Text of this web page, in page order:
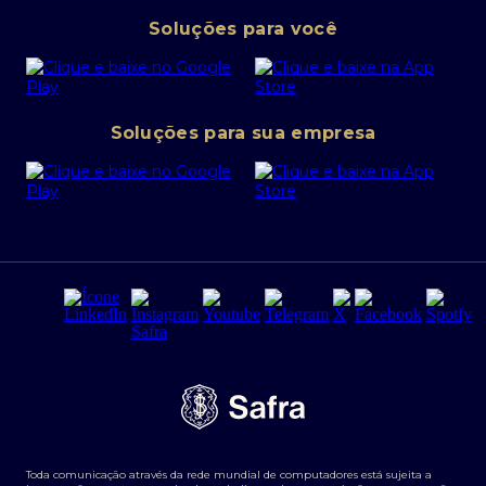
Canal de denúncias
Política de Segurança Cibernética
Portal da Privacidade
PRSAC
Regras e Parâmetros de Atuação Banco Safra
Segurança da Informação
Tarifas e serviços Pessoa Física
Transparência de remuneração
Abra sua conta PJ
SafraPay
Cartão Safra Empresas
Empréstimo e financiamentos PJ
Derivativos
Agronegócios
Soluções para você
Soluções para sua empresa
Toda comunicação através da rede mundial de computadores está sujeita a